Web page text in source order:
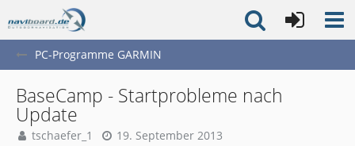
PC-Programme GARMIN
BaseCamp - Startprobleme nach
Update
tschaefer_1 19. September 2013